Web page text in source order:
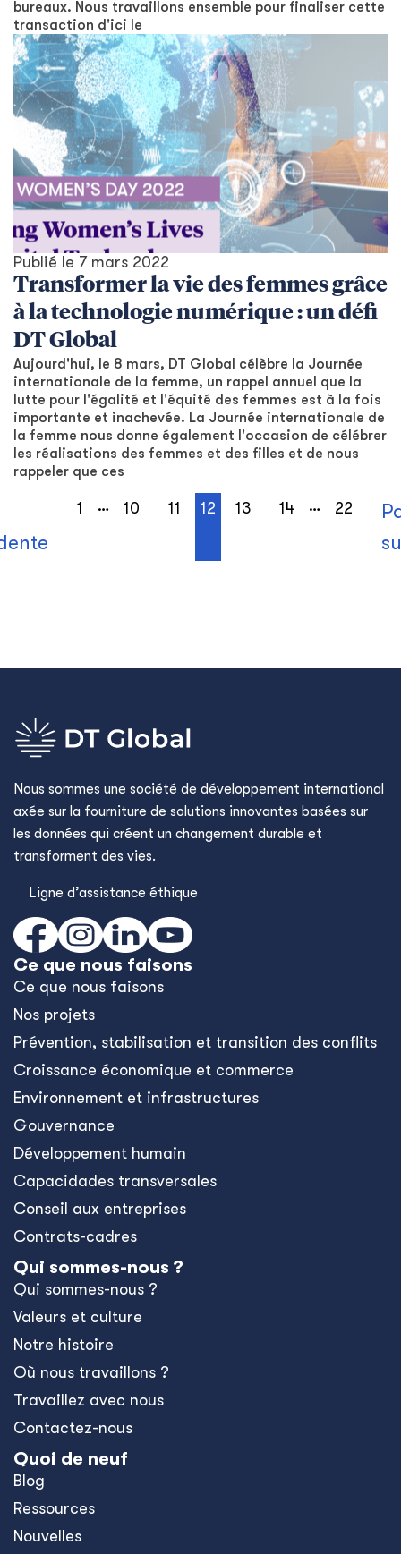
bureaux. Nous travaillons ensemble pour finaliser cette
transaction d'ici le
Publié le 7 mars 2022
Transformer la vie des femmes grâce
à la technologie numérique : un défi
DT Global
Aujourd'hui, le 8 mars, DT Global célèbre la Journée
internationale de la femme, un rappel annuel que la
lutte pour l'égalité et l'équité des femmes est à la fois
importante et inachevée. La Journée internationale de
la femme nous donne également l'occasion de célébrer
les réalisations des femmes et des filles et de nous
rappeler que ces
1 … 10 11 12 13 14 … 22
Nous sommes une société de développement international
axée sur la fourniture de solutions innovantes basées sur
les données qui créent un changement durable et
transforment des vies.
Ligne d’assistance éthique
Ce que nous faisons
Ce que nous faisons
Nos projets
Prévention, stabilisation et transition des conflits
Croissance économique et commerce
Environnement et infrastructures
Gouvernance
Développement humain
Capacidades transversales
Conseil aux entreprises
Contrats-cadres
Qui sommes-nous ?
Qui sommes-nous ?
Valeurs et culture
Notre histoire
Où nous travaillons ?
Travaillez avec nous
Contactez-nous
Quoi de neuf
Blog
Ressources
Nouvelles